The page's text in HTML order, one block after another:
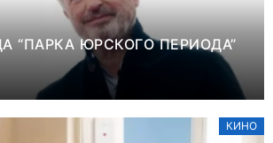
“ПАРКА ЮРСКОГО ПЕРИОДА”
КИНО